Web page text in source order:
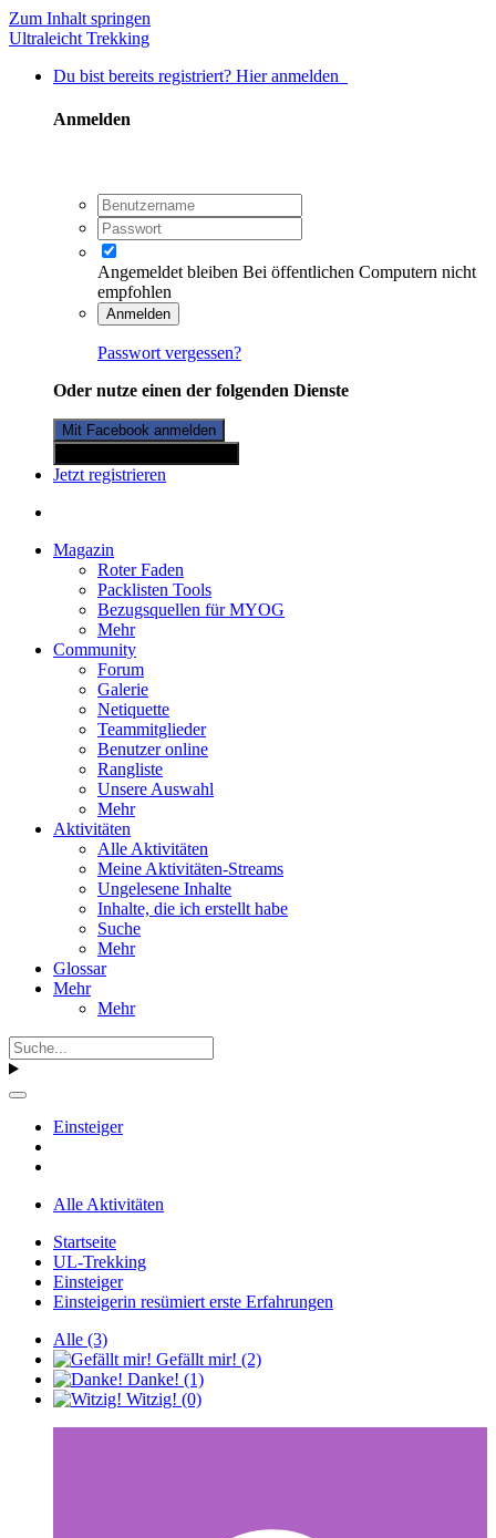
Zum Inhalt springen
Ultraleicht Trekking
Du bist bereits registriert? Hier anmelden
Anmelden
Angemeldet bleiben Bei öffentlichen Computern nicht
empfohlen
Anmelden
Passwort vergessen?
Oder nutze einen der folgenden Dienste
Mit Facebook anmelden
Jetzt registrieren
Magazin
Roter Faden
Packlisten Tools
Bezugsquellen für MYOG
Mehr
Community
Forum
Galerie
Netiquette
Teammitglieder
Benutzer online
Rangliste
Unsere Auswahl
Mehr
Aktivitäten
Alle Aktivitäten
Meine Aktivitäten-Streams
Ungelesene Inhalte
Inhalte, die ich erstellt habe
Suche
Mehr
Glossar
Mehr
Mehr
Einsteiger
Alle Aktivitäten
Startseite
UL-Trekking
Einsteiger
Einsteigerin resümiert erste Erfahrungen
Alle (3)
Gefällt mir! (2)
Danke! (1)
Witzig! (0)